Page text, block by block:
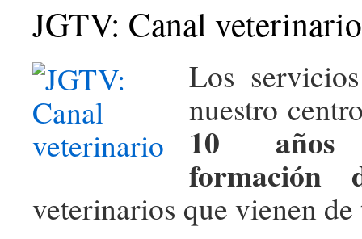
JGTV: Canal veterinario
Los
nuestro
10 años
formación
veterinarios que vienen